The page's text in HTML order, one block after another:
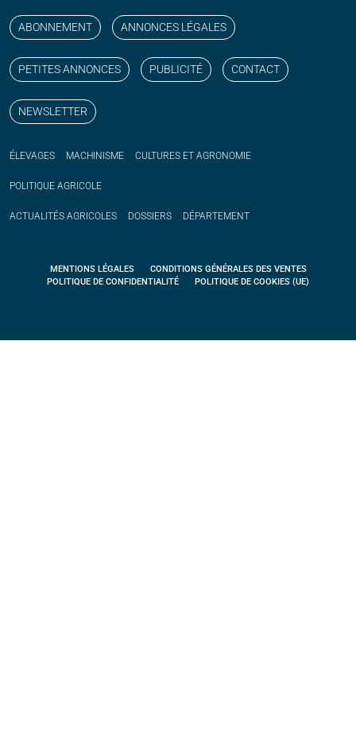
ABONNEMENT ANNONCES LÉGALES
PETITES ANNONCES PUBLICITÉ CONTACT
NEWSLETTER
ÉLEVAGES MACHINISME CULTURES ET AGRONOMIE
POLITIQUE AGRICOLE
ACTUALITÉS AGRICOLES DOSSIERS DÉPARTEMENT
MENTIONS LÉGALES
CONDITIONS GÉNÉRALES DES VENTES
POLITIQUE DE CONFIDENTIALITÉ
POLITIQUE DE COOKIES (UE)